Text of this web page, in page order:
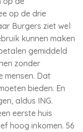
op de drie
Burgers ziet wel
kunnen maken
gemiddeld
zonder
mensen. Dat
bieden. En
aldus ING.
eerste huis
hoog inkomen. 56